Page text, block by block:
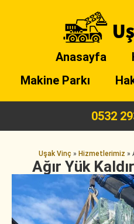
Anasayfa
Makine Parkı
0532
Uşak Vinç » Hizmetlerimiz »
Ağır Yük